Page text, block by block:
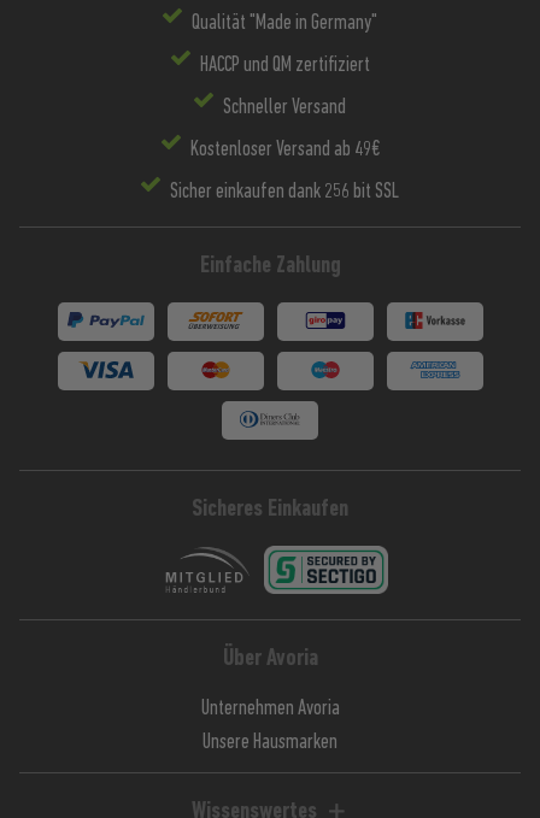
Qualität "Made in Germany"
HACCP und QM zertifiziert
Schneller Versand
Kostenloser Versand ab 49€
Sicher einkaufen dank 256 bit SSL
Einfache Zahlung
Sicheres Einkaufen
Über Avoria
Unternehmen Avoria
Unsere Hausmarken
Wissenswertes